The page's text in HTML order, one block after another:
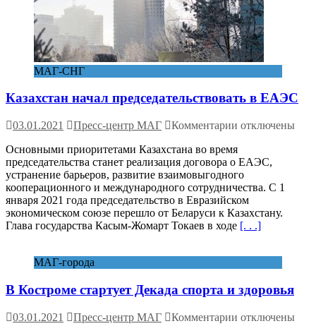
МАГ-СНГ
Казахстан начал председательствовать в ЕАЭС
03.01.2021 Пресс-центр МАГ Комментарии к
Казахстан
начал
в
ЕАЭС
отключены
Основными приоритетами Казахстана во время
председательства станет реализация договора о ЕАЭС,
устранение барьеров, развитие взаимовыгодного
кооперационного и международного сотрудничества. С 1
января 2021 года председательство в Евразийском
экономическом союзе перешло от Беларуси к Казахстану.
Глава государства Касым-Жомарт Токаев в ходе [. . .]
МАГ-города
В Костроме стартует Декада спорта и здоровья
03.01.2021 Пресс-центр МАГ Комментарии котключены